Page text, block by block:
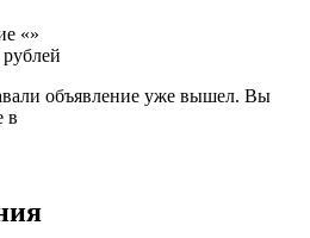
«»
рублей
объявление уже вышел. Вы
в